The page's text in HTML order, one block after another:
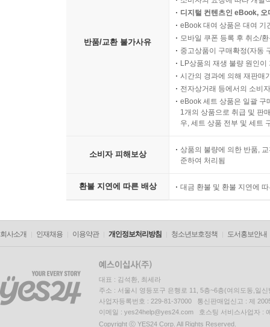
반품/교환 불가사유
디지털 컨텐츠인 eBook,
eBook 대여 상품은 대여 기
모바일 쿠폰 등록 후 취소/
중고상품이 구매확정(자동
LP상품의 재생 불량 원인
시간의 경과에 의해 재판매
전자상거래 등에서의 소비
eBook 세트 상품은 일괄 구
1개의 상품으로 취급 및 판
우, 세트 상품 전부 및 세트
소비자 피해보상
상품의 불량에 의한 반품,
준하여 처리됨
환불 지연에 따른 배상 대금 환불 및 환불 지연에
회사소개 인재채용 이용약관 개인정보처리방침 청소년보호정책 도서홍보안내
대표 : 김석환, 최세라
주소 : 서울시 영등포구 은행로 11, 5층~6층(여의도동,일신
사업자등록번호 : 229-81-37000 통신판매업신고 : 제
이메일 : yes24help@yes24.com 호스팅 서비스사업자 :
Copyright ⓒ YES24 Corp. All Rights Reserved.